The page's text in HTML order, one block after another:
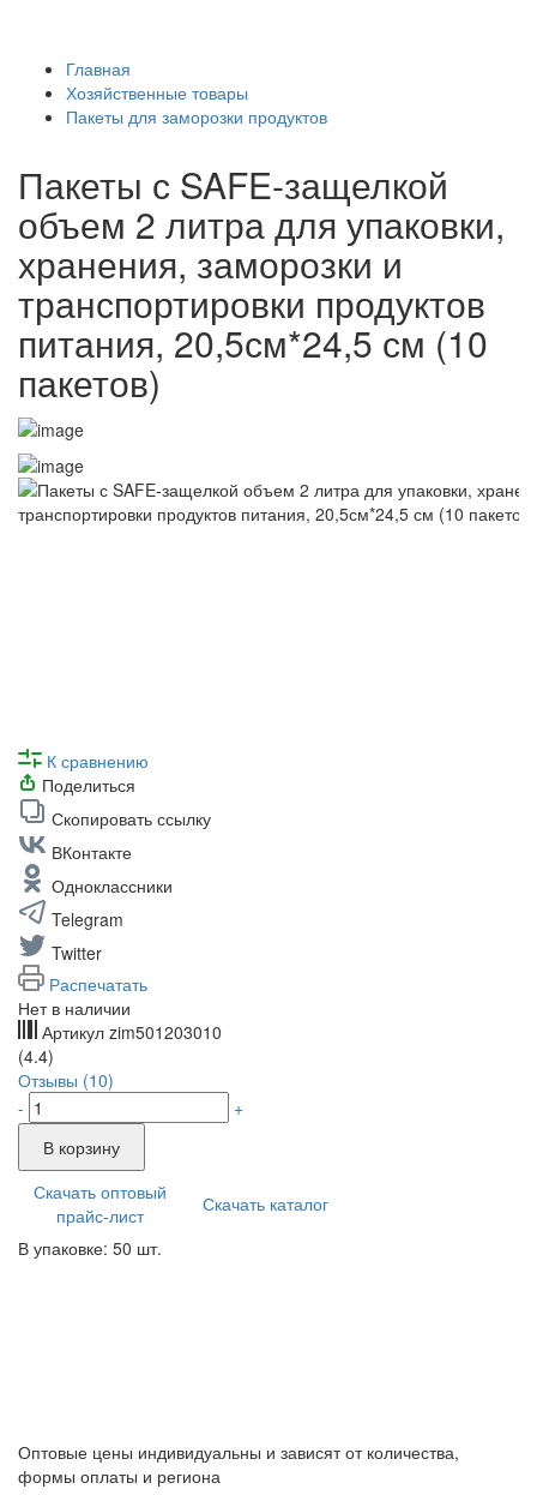
Главная
Хозяйственные товары
Пакеты для заморозки продуктов
Пакеты с SAFE-защелкой
объем 2 литра для упаковки,
хранения, заморозки и
транспортировки продуктов
питания, 20,5см*24,5 см (10
пакетов)
К сравнению
Поделиться
Скопировать ссылку
ВКонтакте
Одноклассники
Telegram
Twitter
Распечатать
Нет в наличии
Артикул zim501203010
(4.4)
Отзывы (10)
-
+
В корзину
Скачать оптовый
прайс-лист
Скачать каталог
В упаковке: 50 шт.
Оптовые цены индивидуальны и зависят от количества,
формы оплаты и региона